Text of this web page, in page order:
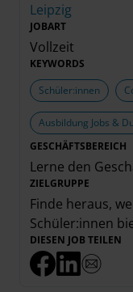
Leipzig
JOBART
Vollzeit
KEYWORDS
Schüler:innen
Ausbildung Jobs &
GESCHÄFTSBEREICH
Lerne den
ZIELGRUPPE
Finde heraus,
Schüler:innen
DIESEN JOB TEILEN